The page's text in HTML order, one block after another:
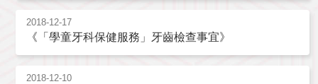
2018-12-17
《「學童牙科保健服務」牙齒檢查事宜》
2018-12-10